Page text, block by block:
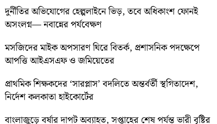
দুর্নীতির অভিযোগের হেল্পলাইনে ভিড়, তবে অধিকাংশ ফোনই
অসংলগ্ন— নবান্নের পর্যবেক্ষণ
মসজিদের মাইক অপসারণ ঘিরে বিতর্ক, প্রশাসনিক পদক্ষেপে
আপত্তি আইএসএফ ও জমিয়েতের
প্রাথমিক শিক্ষকদের ‘সারপ্লাস’ বদলিতে অন্তর্বর্তী স্থগিতাদেশ,
নির্দেশ কলকাতা হাইকোর্টের
বাংলাজুড়ে বর্ষার দাপট অব্যাহত, সপ্তাহের শেষ পর্যন্ত ভারী বৃষ্টির